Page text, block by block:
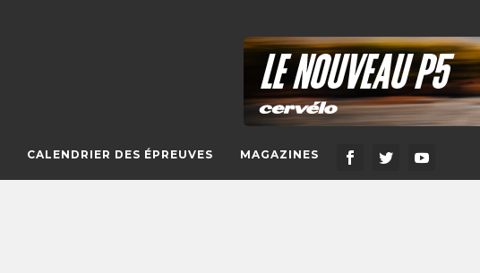
CALENDRIER DES ÉPREUVES MAGAZINES